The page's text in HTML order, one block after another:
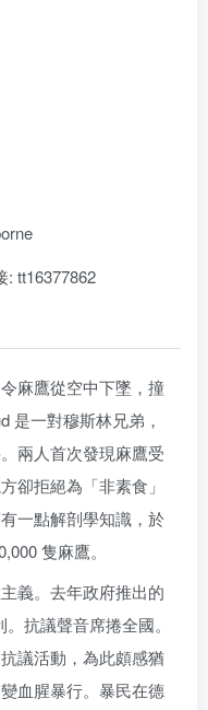
tt16377862
麻鷹從空中下墜，撞
是一對穆斯林兄弟，
兩人首次發現麻鷹受
卻拒絕為「非素食」
一點解剖學知識，於
隻麻鷹。
義。去年政府推出的
抗議聲音席捲全國。
議活動，為此頗感猶
血腥暴行。暴民在德